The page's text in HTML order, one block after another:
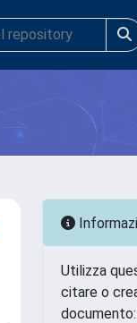
Utilizza
citare o
documento: